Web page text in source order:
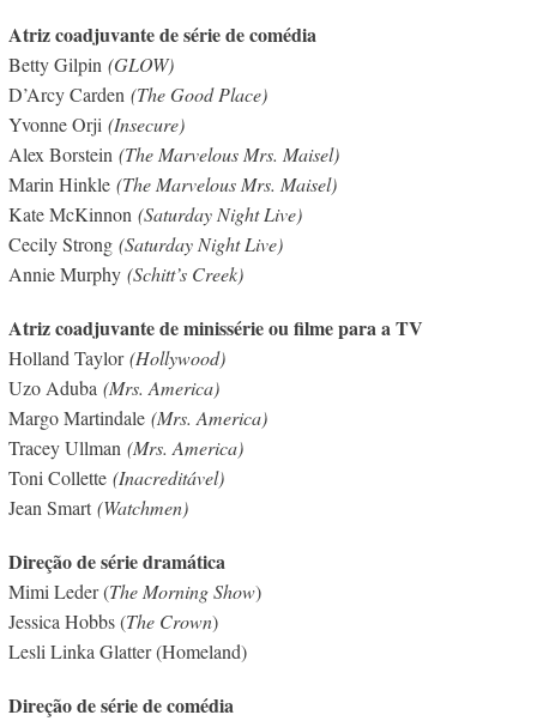
Atriz coadjuvante de série de comédia
Betty Gilpin (GLOW)
D’Arcy Carden (The Good Place)
Yvonne Orji (Insecure)
Alex Borstein (The Marvelous Mrs. Maisel)
Marin Hinkle (The Marvelous Mrs. Maisel)
Kate McKinnon(Saturday Night Live)
Cecily Strong (Saturday Night Live)
Annie Murphy(Schitt’s Creek)
Atriz coadjuvante de minissérie ou filme para a TV
Holland Taylor(Hollywood)
Uzo Aduba (Mrs. America)
Margo Martindale(Mrs. America)
Tracey Ullman (Mrs. America)
Toni Collette (Inacreditável)
Jean Smart (Watchmen)
Direção de série dramática
Mimi Leder (The Morning Show)
Jessica Hobbs (The Crown)
Lesli Linka Glatter (Homeland)
Direção de série de comédia